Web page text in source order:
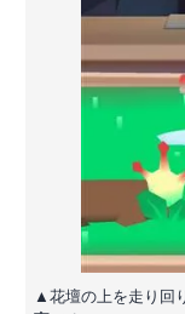
▲花壇の上を走り回